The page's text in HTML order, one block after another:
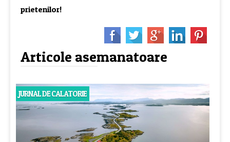
prietenilor!
Articole asemanatoare
JURNAL DE CALATORIE